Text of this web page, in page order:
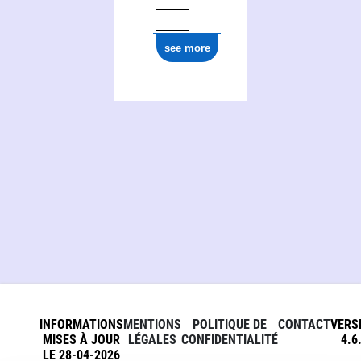
see more
INFORMATIONS
MISES À JOUR
LE 28-04-2026
MENTIONS
LÉGALES
POLITIQUE DE
CONFIDENTIALITÉ
CONTACT